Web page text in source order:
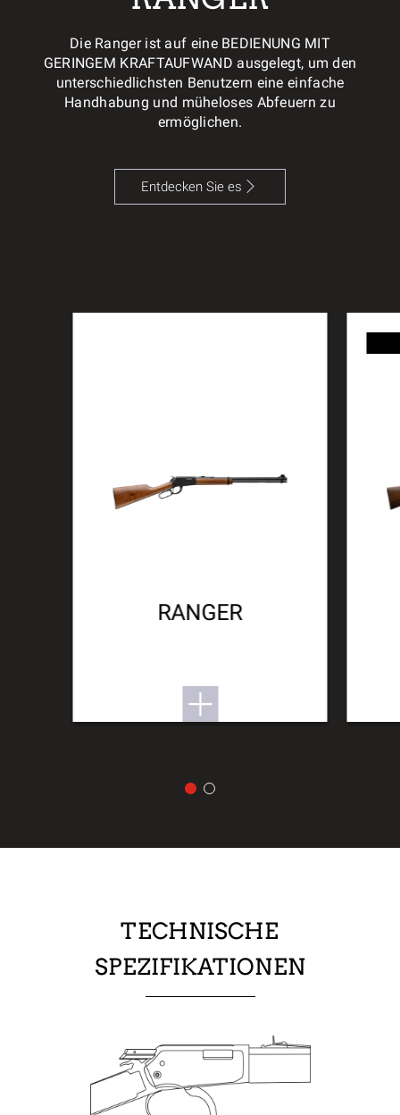
Die Ranger ist auf eine BEDIENUNG MIT
GERINGEM KRAFTAUFWAND ausgelegt, um den
unterschiedlichsten Benutzern eine einfache
Handhabung und müheloses Abfeuern zu
ermöglichen.
Entdecken Sie es
RANGER
TECHNISCHE
SPEZIFIKATIONEN